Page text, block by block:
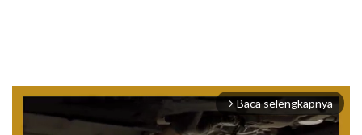
arrow_forward_ios Baca selengkapnya